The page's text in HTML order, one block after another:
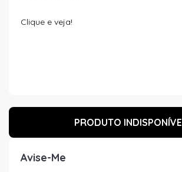
Clique e veja!
PRODUTO
Avise-Me